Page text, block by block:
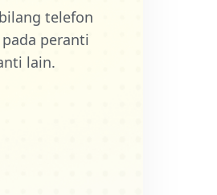
telefon
peranti
lain.